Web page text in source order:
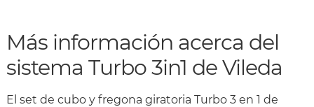
Más información acerca del
sistema Turbo 3in1 de Vileda
El set de cubo y fregona giratoria Turbo 3 en 1 de